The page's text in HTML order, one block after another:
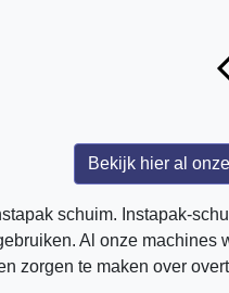
Bekijk hier al
schuim. Instapak-
Al onze
zorgen te maken over